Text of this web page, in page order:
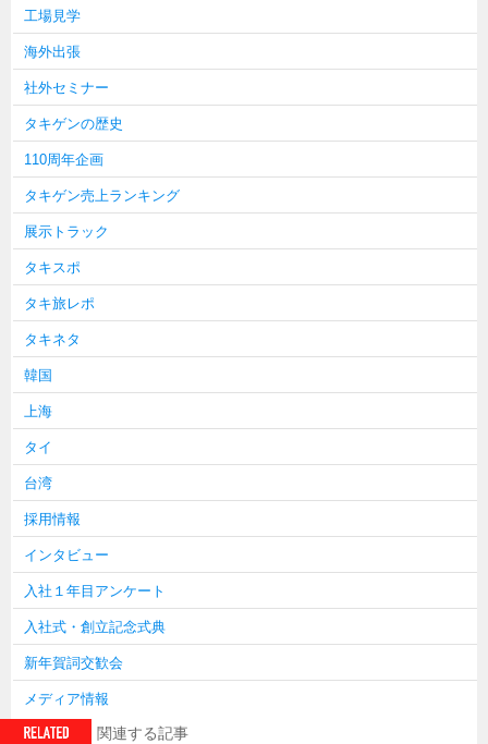
工場見学
海外出張
社外セミナー
タキゲンの歴史
110周年企画
タキゲン売上ランキング
展示トラック
タキスポ
タキ旅レポ
タキネタ
韓国
上海
タイ
台湾
採用情報
インタビュー
入社１年目アンケート
入社式・創立記念式典
新年賀詞交歓会
メディア情報
関連する記事